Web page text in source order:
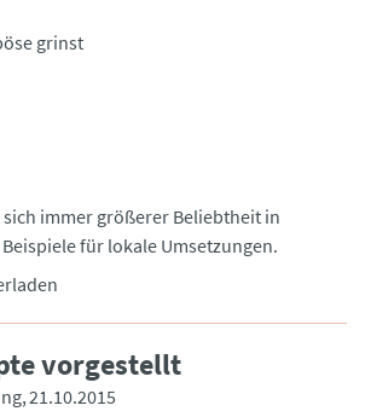
grinst
immer größerer Beliebtheit in
für lokale Umsetzungen.
vorgestellt
21.10.2015